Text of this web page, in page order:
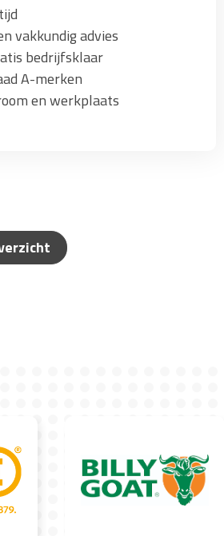
vakkundig advies
bedrijfsklaar
A-merken
en werkplaats